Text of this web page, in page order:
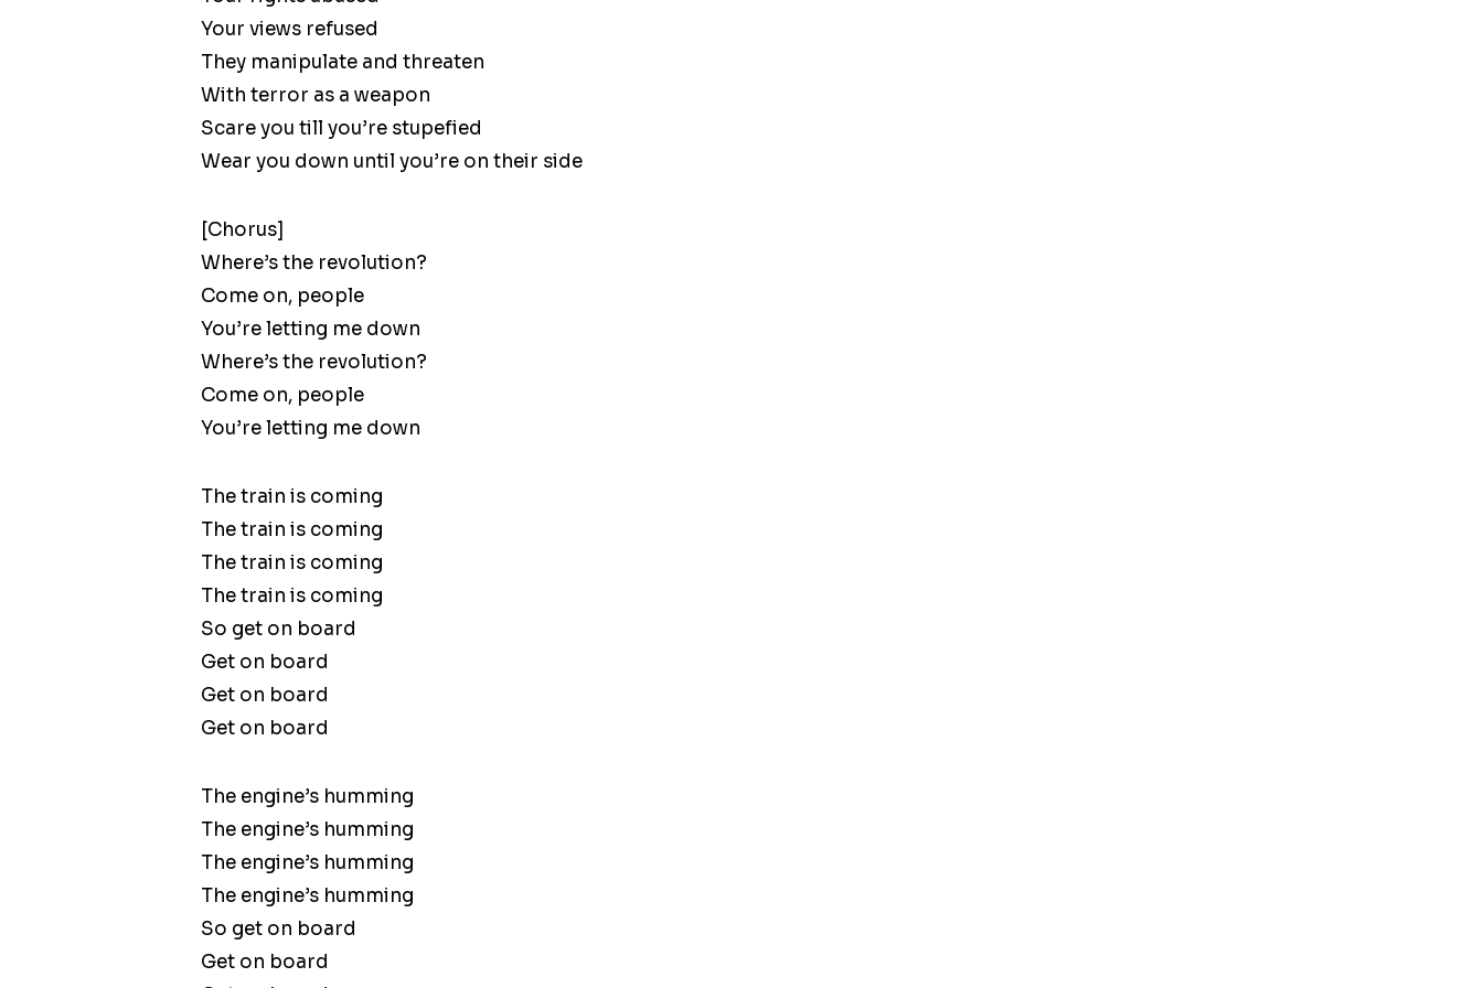
Your views refused
They manipulate and threaten
With terror as a weapon
Scare you till you’re stupefied
Wear you down until you’re on their side
[Chorus]
Where’s the revolution?
Come on, people
You’re letting me down
Where’s the revolution?
Come on, people
You’re letting me down
The train is coming
The train is coming
The train is coming
The train is coming
So get on board
Get on board
Get on board
Get on board
The engine’s humming
The engine’s humming
The engine’s humming
The engine’s humming
So get on board
Get on board